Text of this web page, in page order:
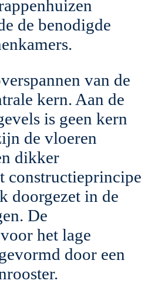
de benodigde
van de
kern. Aan de
is geen kern
de vloeren
dikker
constructieprincipe
doorgezet in de
De
het lage
door een